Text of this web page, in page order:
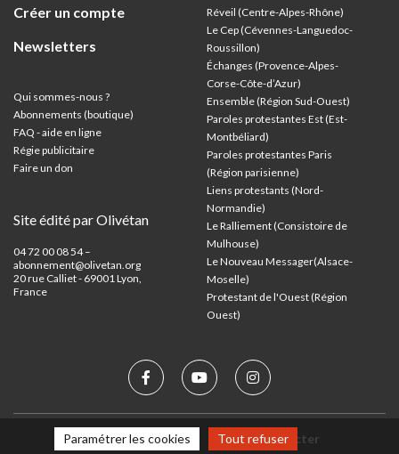
Créer un compte
Newsletters
Qui sommes-nous ?
Abonnements (boutique)
FAQ - aide en ligne
Régie publicitaire
Faire un don
Site édité par Olivétan
04 72 00 08 54 –
abonnement@olivetan.org
20 rue Calliet - 69001 Lyon,
France
Réveil (Centre-Alpes-Rhône)
Le Cep (Cévennes-Languedoc-
Roussillon)
Échanges (Provence-Alpes-
Corse-Côte-d’Azur)
Ensemble (Région Sud-Ouest)
Paroles protestantes Est (Est-
Montbéliard)
Paroles protestantes Paris
(Région parisienne)
Liens protestants (Nord-
Normandie)
Le Ralliement (Consistoire de
Mulhouse)
Le Nouveau Messager(Alsace-
Moselle)
Protestant de l'Ouest (Région
Ouest)
Mentions légales Nous contacter
Paramétrer les cookies Tout refuser